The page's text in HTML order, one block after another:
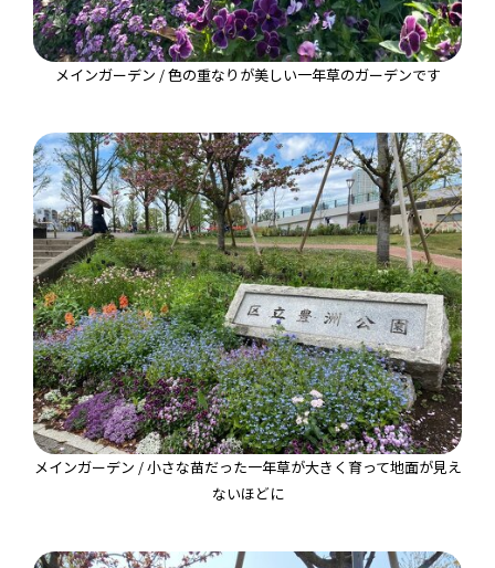
メインガーデン / 色の重なりが美しい一年草のガーデンです
メインガーデン / 小さな苗だった一年草が大きく育って地面が見え
ないほどに